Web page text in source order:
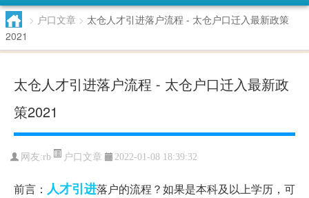
> 户口文章 > 太仓人才引进落户流程 - 太仓户口迁入最新政策
2021
太仓人才引进落户流程 - 太仓户口迁入最新政
策2021
网友:rb 户口文章 2022-01-08 18:39:32
前言： 人才引进落户的流程？如果是本科及以上学历，可